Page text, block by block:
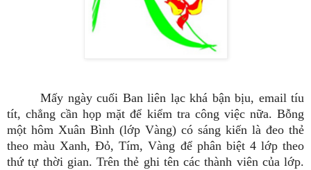
Mấy ngày cuối Ban liên lạc khá bận bịu, email tíu
tít, chẳng cần họp mặt để kiểm tra công việc nữa. Bỗng
một hôm Xuân Bình (lớp Vàng) có sáng kiến là đeo thẻ
theo màu Xanh, Đỏ, Tím, Vàng để phân biệt 4 lớp theo
thứ tự thời gian. Trên thẻ ghi tên các thành viên của lớp.